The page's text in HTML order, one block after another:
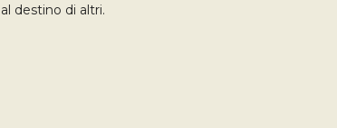
al destino di altri.